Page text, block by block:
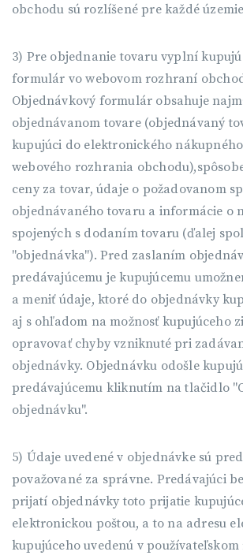
obchodu sú rozlíšené pre každé
3) Pre objednanie tovaru vyplní
formulár vo webovom rozhraní
Objednávkový formulár obsahuje
objednávanom tovare (objednávaný
kupujúci do elektronického
webového rozhrania
ceny za tovar, údaje o požadovanom
objednávaného tovaru a informácie o
spojených s dodaním tovaru (ďalej
"objednávka"). Pred zaslaním
predávajúcemu je kupujúcemu
a meniť údaje, ktoré do objednávky
aj s ohľadom na možnosť kupujúceho
opravovať chyby vzniknuté pri
objednávky. Objednávku odošle
predávajúcemu kliknutím na tlačidlo
objednávku".
5) Údaje uvedené v objednávke sú
považované za správne. Predávajúci
prijatí objednávky toto prijatie
elektronickou poštou, a to na adresu
kupujúceho uvedenú v